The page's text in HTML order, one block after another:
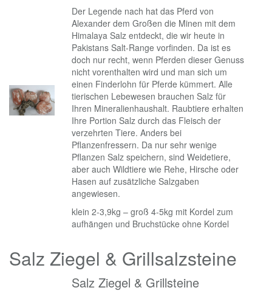
Der Legende nach hat das Pferd von
Alexander dem Großen die Minen mit dem
Himalaya Salz entdeckt, die wir heute in
Pakistans Salt-Range vorfinden. Da ist es
doch nur recht, wenn Pferden dieser Genuss
nicht vorenthalten wird und man sich um
einen Finderlohn für Pferde kümmert. Alle
tierischen Lebewesen brauchen Salz für
Ihren Mineralienhaushalt. Raubtiere erhalten
Ihre Portion Salz durch das Fleisch der
verzehrten Tiere. Anders bei
Pflanzenfressern. Da nur sehr wenige
Pflanzen Salz speichern, sind Weidetiere,
aber auch Wildtiere wie Rehe, Hirsche oder
Hasen auf zusätzliche Salzgaben
angewiesen.
klein 2-3,9kg – groß 4-5kg mit Kordel zum
aufhängen und Bruchstücke ohne Kordel
Salz Ziegel & Grillsalzsteine
Salz Ziegel & Grillsteine